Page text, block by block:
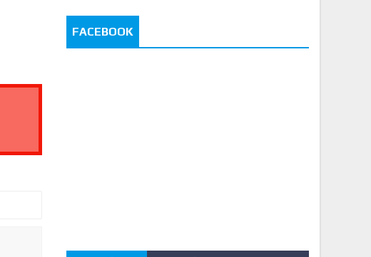
FACEBOOK